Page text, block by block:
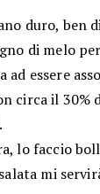
duro, ben
di melo
essere
circa il 30%
lo faccio
mi